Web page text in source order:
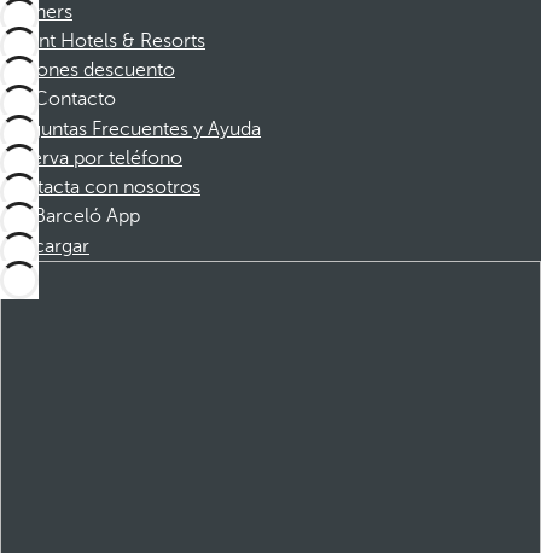
Partners
Dorint Hotels & Resorts
Cupones descuento
Contacto
Preguntas Frecuentes y Ayuda
Reserva por teléfono
Contacta con nosotros
Barceló App
Descargar